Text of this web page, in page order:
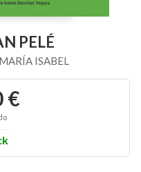
PELÉ
ISABEL
€